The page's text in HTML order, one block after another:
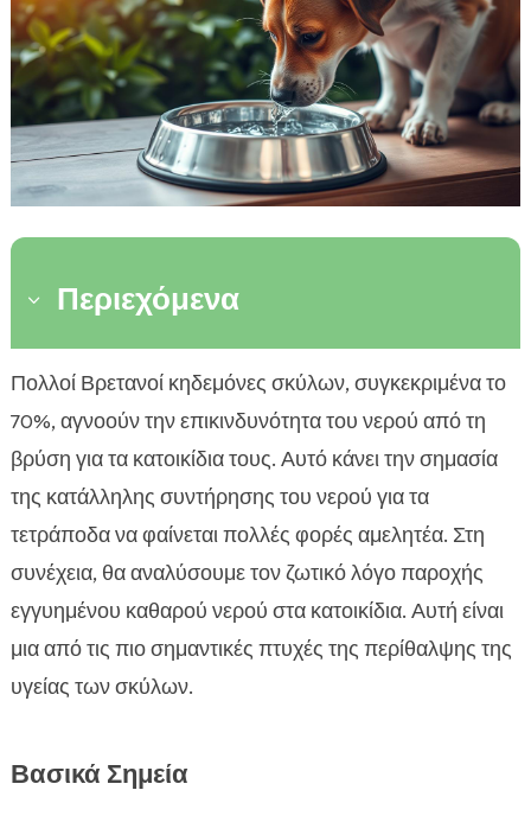
3 Περιεχόμενα
 Γιατί είναι σημαντικός ο καθαρισμός νερού για
σκύλους;
Πηγές μολύνσεων στο νερό
Αναγνώριση της μολυσμένης παροχής νερού
 Μεθόδοι καθαρισμού νερού για σκύλους
Προτεινόμενα φίλτρα και συσκευές καθαρισμού
Ο ρόλος της διατροφής στην υγεία του σκύλου
Γιατί να επιλέξετε την τροφή CricksyDog;
Ειδικά προϊόντα CricksyDog
Συμπληρωματικά προϊόντα CricksyDog
συσκευής καθαρισμού νερού
Πολλοί Βρετανοί κηδεμόνες σκύλων, συγκεκριμένα το
70%, αγνοούν την επικινδυνότητα του νερού από τη
βρύση για τα κατοικίδια τους. Αυτό κάνει την σημασία
της κατάλληλης συντήρησης του νερού για τα
τετράποδα να φαίνεται πολλές φορές αμελητέα. Στη
συνέχεια, θα αναλύσουμε τον ζωτικό λόγο παροχής
εγγυημένου καθαρού νερού στα κατοικίδια. Αυτή είναι
μια από τις πιο σημαντικές πτυχές της περίθαλψης της
υγείας των σκύλων.
Βασικά Σημεία